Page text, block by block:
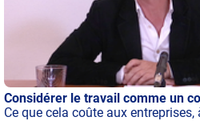
Considérer le travail comme un
Ce que cela coûte aux